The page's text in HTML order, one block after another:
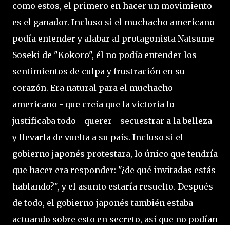
como estos, el primero en hacer un movimiento
es el ganador. Incluso si el muchacho americano
podía entender y alabar al protagonista Natsume
Soseki de "Kokoro", él no podía entender los
sentimientos de culpa y frustración en su
corazón. Era natural para el muchacho
americano - que creía que la victoria lo
justificaba todo - querer secuestrar a la belleza
y llevarla de vuelta a su país. Incluso si el
gobierno japonés protestara, lo único que tendría
que hacer era responder: "¿de qué invitadas estás
hablando?", y el asunto estaría resuelto. Después
de todo, el gobierno japonés también estaba
actuando sobre esto en secreto, así que no podían